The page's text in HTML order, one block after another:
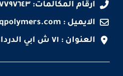
ارقام المكالمات: ٠١٢٧٧٧٩٧٦٤٣ -٠١٢٢٤٥٨٣٨٤٣
الايميل :
العنوان : ٧١ ش ابي الدرداء المنشية الاسكندرية